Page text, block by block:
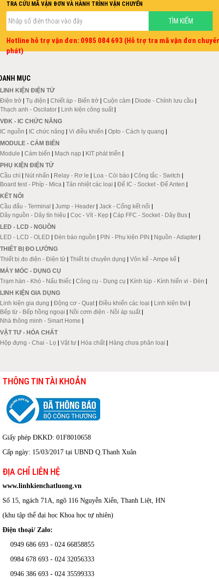
TRA CỨU MÃ VẬN ĐƠN VÀ HÀNH TRÌNH VẬN CHUYỂN
Hotline hỗ trợ vận đơn: 0985 084 693 (Hỗ trợ tra mã vận đơn
phát)
MỤC
LINH KIỆN ĐIỆN TỬ
Điện trở | Tụ điện | Chiết áp - Biến trở | Cuộn cảm | Diode - Chỉnh lưu cầu |
Thạch anh - Oscilator | Linh kiện công suất |
VĐK - IC CHỨC NĂNG
IC nguồn | IC chức năng | Vi điều khiển | Opto - Cách ly quang |
MODULE - CẢM BIẾN
Module | Cảm biến | Mạch nạp | KIT phát triển |
PHỤ KIỆN ĐIỆN TỬ
Cầu chì | Nút nhấn | Relay - Rơ le | Loa - Còi báo | Công tắc - Switch |
Board test - Phíp - Mica | Tản nhiệt các loại | Đế IC - Socket - Đế Anten |
KẾT NỐI
Cầu đấu - Terminal | Jump - Header | Jack - Cổng kết nối |
Dây nguồn - Dây tín hiệu | Cọc - Vít - Kẹp | Cáp FFC - Socket - Dây Bus |
LED - LCD - NGUỒN
LED - LCD - OLED | Đèn báo nguồn | PIN - Phụ kiện PIN | Nguồn - Adapter |
THIẾT BỊ ĐO LƯỜNG
Thiết bị đo điện - Điện tử | Thiết bị chuyên dụng | Vôn kế - Ampe kế |
MÁY MÓC - DỤNG CỤ
Trạm hàn - Khò - Nấu thiếc | Công cụ - Dụng cụ | Kính lúp - Kính hiển vi - Đèn |
LINH KIỆN GIA DỤNG
Linh kiện gia dụng | Động cơ - Quạt | Điều khiển các loại | Linh kiện tivi |
Bếp từ - Bếp hồng ngoại | Nồi cơm điện - Nồi áp suất |
Nhà thông minh - Smart Home |
VẬT TƯ - HÓA CHẤT
Hộp đựng - Chai - Lọ | Vật tư | Hóa chất | Hàng chưa phân loại |
THÔNG TIN TÀI KHOẢN
Giấy phép ĐKKD: 01F8010658
Cấp ngày: 15/03/2017 tại UBND Q.Thanh Xuân
ĐỊA CHỈ LIÊN HỆ
www.linhkienchatluong.vn
Số 15, ngách 71A, ngõ 116 Nguyễn Xiển, Thanh Liệt, HN
(khu tập thể đại học Khoa học tự nhiên)
Điện thoại/ Zalo:
0949 686 693 - 024 66858855
0984 678 693 - 024 32056333
0946 386 693 - 024 35599333